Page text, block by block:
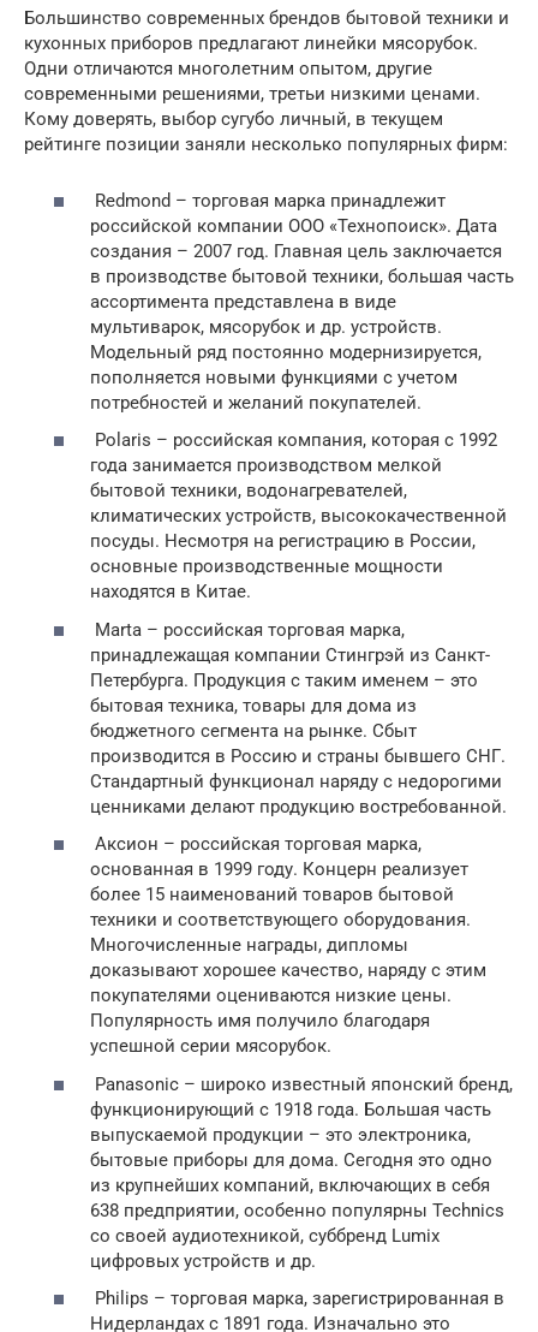
Большинство современных брендов бытовой техники и
кухонных приборов предлагают линейки мясорубок.
Одни отличаются многолетним опытом, другие
современными решениями, третьи низкими ценами.
Кому доверять, выбор сугубо личный, в текущем
рейтинге позиции заняли несколько популярных фирм:
Redmond – торговая марка принадлежит
российской компании ООО «Технопоиск». Дата
создания – 2007 год. Главная цель заключается
в производстве бытовой техники, большая часть
ассортимента представлена в виде
мультиварок, мясорубок и др. устройств.
Модельный ряд постоянно модернизируется,
пополняется новыми функциями с учетом
потребностей и желаний покупателей.
Polaris – российская компания, которая с 1992
года занимается производством мелкой
бытовой техники, водонагревателей,
климатических устройств, высококачественной
посуды. Несмотря на регистрацию в России,
основные производственные мощности
находятся в Китае.
Marta – российская торговая марка,
принадлежащая компании Стингрэй из Санкт-
Петербурга. Продукция с таким именем – это
бытовая техника, товары для дома из
бюджетного сегмента на рынке. Сбыт
производится в Россию и страны бывшего СНГ.
Стандартный функционал наряду с недорогими
ценниками делают продукцию востребованной.
Аксион – российская торговая марка,
основанная в 1999 году. Концерн реализует
более 15 наименований товаров бытовой
техники и соответствующего оборудования.
Многочисленные награды, дипломы
доказывают хорошее качество, наряду с этим
покупателями оцениваются низкие цены.
Популярность имя получило благодаря
успешной серии мясорубок.
Panasonic – широко известный японский бренд,
функционирующий с 1918 года. Большая часть
выпускаемой продукции – это электроника,
бытовые приборы для дома. Сегодня это одно
из крупнейших компаний, включающих в себя
638 предприятии, особенно популярны Technics
со своей аудиотехникой, суббренд Lumix
цифровых устройств и др.
Philips – торговая марка, зарегистрированная в
Нидерландах с 1891 года. Изначально это